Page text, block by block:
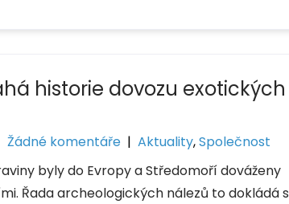
historie dovozu exotických
Žádné komentáře |Aktuality,Společnost
byly do Evropy a Středomoří dováženy
Řada archeologických nálezů to dokládá s